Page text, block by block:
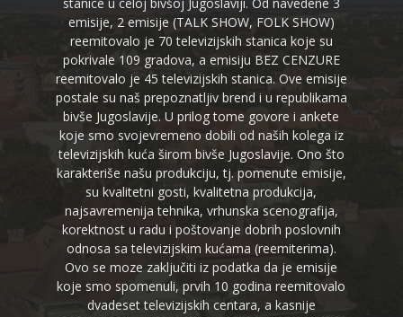
emisije, 2 emisije (TALK SHOW, FOLK SHOW)
reemitovalo je 70 televizijskih stanica koje su
pokrivale 109 gradova, a emisiju BEZ CENZURE
reemitovalo je 45 televizijskih stanica. Ove emisije
postale su naš prepoznatljiv brend i u republikama
bivše Jugoslavije. U prilog tome govore i ankete
koje smo svojevremeno dobili od naših kolega iz
televizijskih kuća širom bivše Jugoslavije. Ono što
karakteriše našu produkciju, tj. pomenute emisije,
su kvalitetni gosti, kvalitetna produkcija,
najsavremenija tehnika, vrhunska scenografija,
korektnost u radu i poštovanje dobrih poslovnih
odnosa sa televizijskim kućama (reemiterima).
Ovo se moze zaključiti iz podatka da je emisije
koje smo spomenuli, prvih 10 godina reemitovalo
dvadeset televizijskih centara, a kasnije